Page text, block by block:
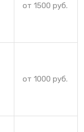
от 1500 руб.
от 1000 руб.